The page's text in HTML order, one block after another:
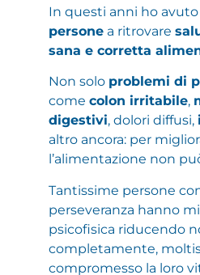
In questi anni ho
persone a ritrovare
sana e corretta
Non solo problemi di
come colon irritabile,
digestivi, dolori diffusi,
altro ancora: per
l’alimentazione non
Tantissime persone
perseveranza hanno
psicofisica riducendo
completamente,
compromesso la loro